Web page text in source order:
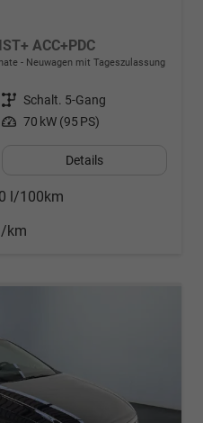
ACC+PDC
Neuwagen mit Tageszulassung
Getriebe Schalt. 5-Gang
Leistung 70 kW (95 PS)
Details
l/100km
km